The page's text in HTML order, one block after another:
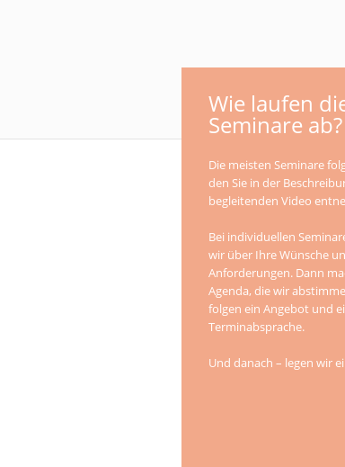
Wie laufen
Seminare ab?
Die meisten Seminare
den Sie in der
begleitenden Video
Bei individuellen
wir über Ihre Wünsche
Anforderungen. Dann
Agenda, die wir
folgen ein Angebot und
Terminabsprache.
Und danach – legen wir